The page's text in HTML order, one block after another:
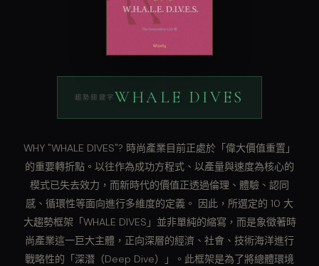
趨勢關鍵字WHALE DIVES
WHY "WHALE DIVES"? 時尚產業目前正處於「偉大價值重置」
的重要轉折點。以往作為成功方程式、以產量與速度為核心的
模式已失去效力，而新時代的價值正透過倫理、體驗、認同
感、循環性等面向進行多維度的定義。 因此，所選定的 10 大
大趨勢框架「WHALE DIVES」並非單純的縮寫，而是象徵著時
尚產業這一巨大主體，正向深層的經濟、社會、技術海洋進行
戰略性的「深潛（Deep Dive）」。此框架是為了將總體環境